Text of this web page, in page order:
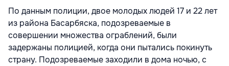
По данным полиции, двое молодых людей 17 и 22 лет
из района Басарбяска, подозреваемые в
совершении множества ограблений, были
задержаны полицией, когда они пытались покинуть
страну. Подозреваемые заходили в дома ночью, с